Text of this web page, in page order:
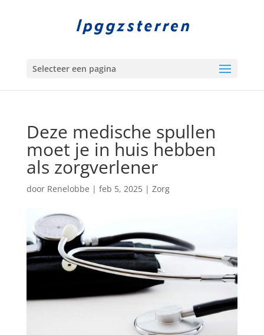
Selecteer een pagina
Deze medische spullen
moet je in huis hebben
als zorgverlener
door Renelobbe | feb 5, 2025| Zorg